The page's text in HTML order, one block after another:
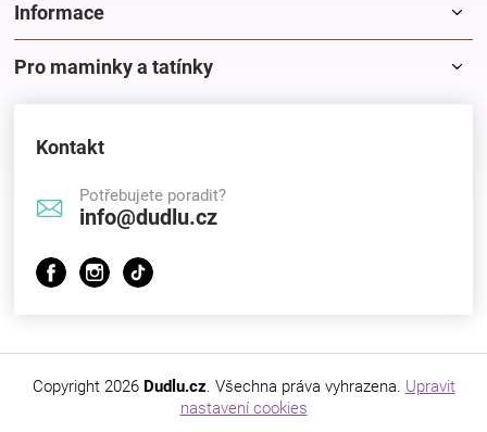
Informace
Pro maminky a tatínky
Kontakt
Potřebujete poradit?
info@dudlu.cz
Copyright 2026 Dudlu.cz. Všechna práva vyhrazena. Upravit
nastavení cookies